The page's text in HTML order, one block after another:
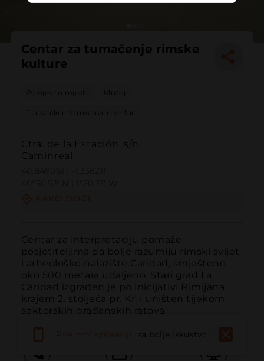
Centar za tumačenje rimske
kulture
Povijesno mjesto Muzej
Turistički informativni centar
Ctra. de la Estación, s/n
Caminreal
Centar za interpretaciju pomaže
posjetiteljima da bolje razumiju rimski svijet
i arheološko nalazište Caridad, smješteno
oko 500 metara udaljeno. Stari grad La
Caridad izgrađen je po inicijativi Rimljana
krajem 2. stoljeća pr. Kr. i uništen tijekom
sektorskih građanskih ratova.
za bolje iskustvo